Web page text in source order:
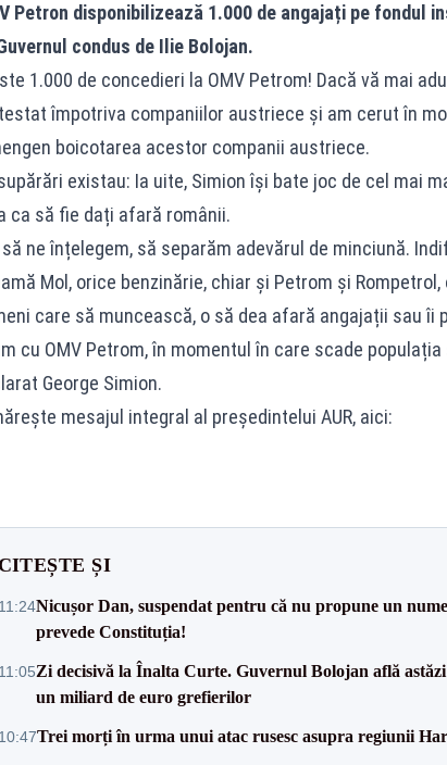
Petron disponibilizează 1.000 de angajați pe
condus de Ilie Bolojan.
1.000 de concedieri la OMV Petrom! Dacă vă mai
împotriva companiilor austriece și am cerut în
boicotarea acestor companii austriece.
existau: Ia uite, Simion își bate joc de cel mai
ca să fie dați afară românii.
ne înțelegem, să separăm adevărul de minciună.
Mol, orice benzinărie, chiar și Petrom și
care să muncească, o să dea afară angajații sau îi
cu OMV Petrom, în momentul în care scade
George Simion.
mesajul integral al președintelui AUR, aici:
ȘI
11:24Nicușor Dan, suspendat pentru că nu propune un
prevede Constituția!
11:05Zi decisivă la Înalta Curte. Guvernul Bolojan află
un miliard de euro grefierilor
10:47Trei morți în urma unui atac rusesc asupra regiunii